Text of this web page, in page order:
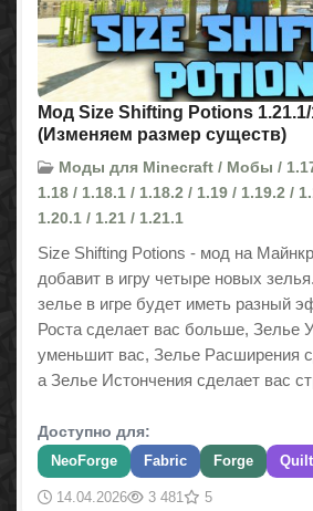
Мод Size Shifting Potions 1.21.1/
(Изменяем размер существ)
Моды для Minecraft / Мобы /
1.18 / 1.18.1 / 1.18.2 / 1.19 / 1.19.2 /
1.20.1 / 1.21 / 1.21.1
Size Shifting Potions - мод на
добавит в игру четыре новых
зелье в игре будет иметь разный
Роста сделает вас больше, Зелье
уменьшит вас, Зелье Расширения
а Зелье Истончения сделает вас
Доступно для:
NeoForge Fabric Forge Quilt
14.04.2026 3 481 5